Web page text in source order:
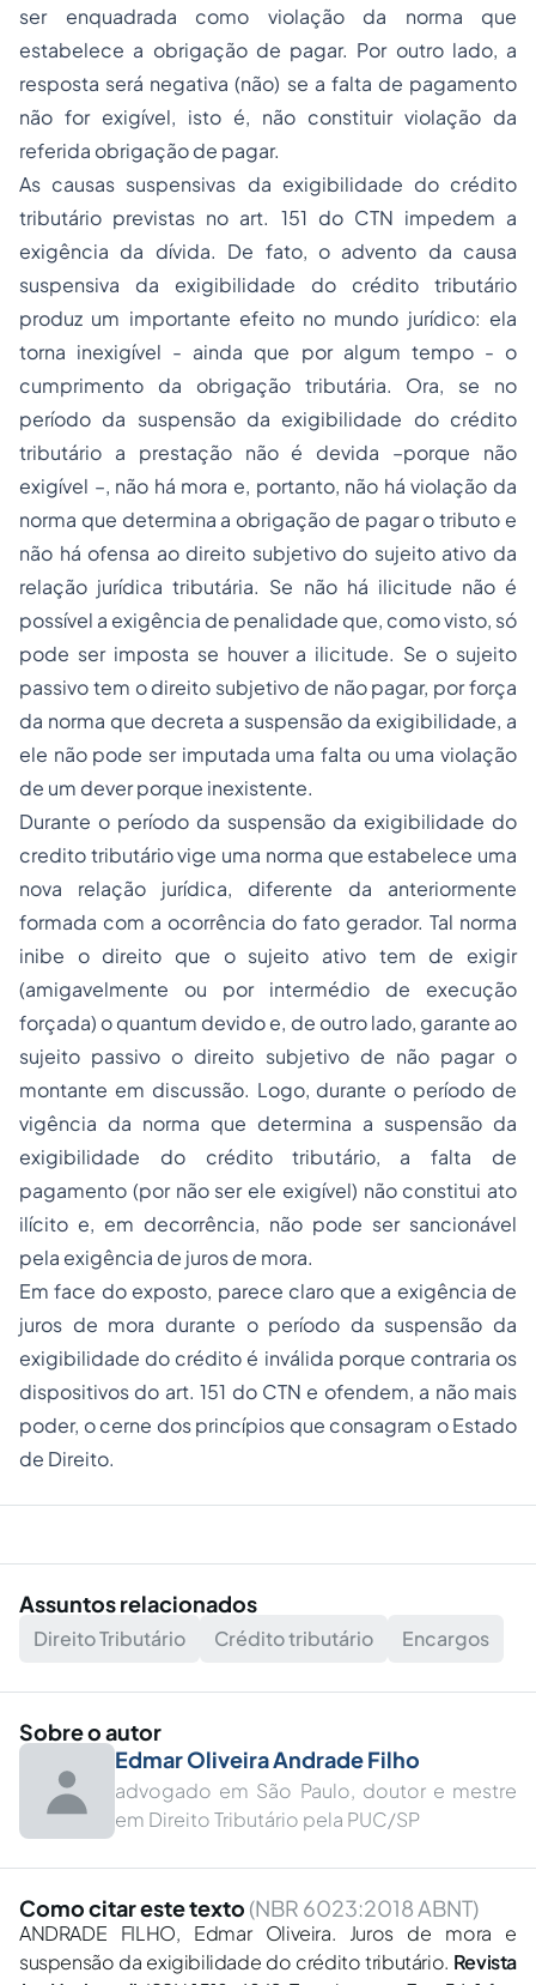
ser enquadrada como violação da norma que
estabelece a obrigação de pagar. Por outro lado, a
resposta será negativa (não) se a falta de pagamento
não for exigível, isto é, não constituir violação da
referida obrigação de pagar.
As causas suspensivas da exigibilidade do crédito
tributário previstas no art. 151 do CTN impedem a
exigência da dívida. De fato, o advento da causa
suspensiva da exigibilidade do crédito tributário
produz um importante efeito no mundo jurídico: ela
torna inexigível - ainda que por algum tempo - o
cumprimento da obrigação tributária. Ora, se no
período da suspensão da exigibilidade do crédito
tributário a prestação não é devida –porque não
exigível –, não há mora e, portanto, não há violação da
norma que determina a obrigação de pagar o tributo e
não há ofensa ao direito subjetivo do sujeito ativo da
relação jurídica tributária. Se não há ilicitude não é
possível a exigência de penalidade que, como visto, só
pode ser imposta se houver a ilicitude. Se o sujeito
passivo tem o direito subjetivo de não pagar, por força
da norma que decreta a suspensão da exigibilidade, a
ele não pode ser imputada uma falta ou uma violação
de um dever porque inexistente.
Durante o período da suspensão da exigibilidade do
credito tributário vige uma norma que estabelece uma
nova relação jurídica, diferente da anteriormente
formada com a ocorrência do fato gerador. Tal norma
inibe o direito que o sujeito ativo tem de exigir
(amigavelmente ou por intermédio de execução
forçada) oquantum devido e, de outro lado, garante ao
sujeito passivo o direito subjetivo de não pagar o
montante em discussão. Logo, durante o período de
vigência da norma que determina a suspensão da
exigibilidade do crédito tributário, a falta de
pagamento (por não ser ele exigível) não constitui ato
ilícito e, em decorrência, não pode ser sancionável
pela exigência de juros de mora.
Em face do exposto, parece claro que a exigência de
juros de mora durante o período da suspensão da
exigibilidade do crédito é inválida porque contraria os
dispositivos do art. 151 do CTN e ofendem, a não mais
poder, o cerne dos princípios que consagram o Estado
de Direito.
Assuntos relacionados
Direito Tributário Crédito tributário Encargos
Sobre o autor
Edmar Oliveira Andrade Filho
advogado em São Paulo, doutor e mestre
em Direito Tributário pela PUC/SP
Como citar este texto (NBR 6023:2018 ABNT)
ANDRADE FILHO, Edmar Oliveira. Juros de mora e
suspensão da exigibilidade do crédito tributário. Revista